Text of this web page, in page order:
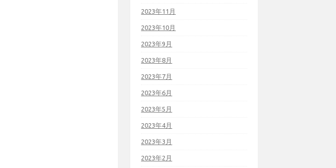
2023年11月
2023年10月
2023年9月
2023年8月
2023年7月
2023年6月
2023年5月
2023年4月
2023年3月
2023年2月